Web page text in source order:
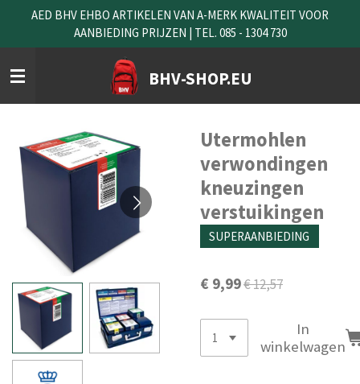
naar
de
hoofdinhoud
BHV-SHOP.EU
AED BHV EHBO ARTIKELEN VAN A-MERK KWALITEIT VOOR
AANBIEDING PRIJZEN | TEL. 085 - 1304 730
Utermohlen
verwondingen
kneuzingen
verstuikingen
SUPERAANBIEDING
€ 9,99€ 12,57
In
winkelwagen